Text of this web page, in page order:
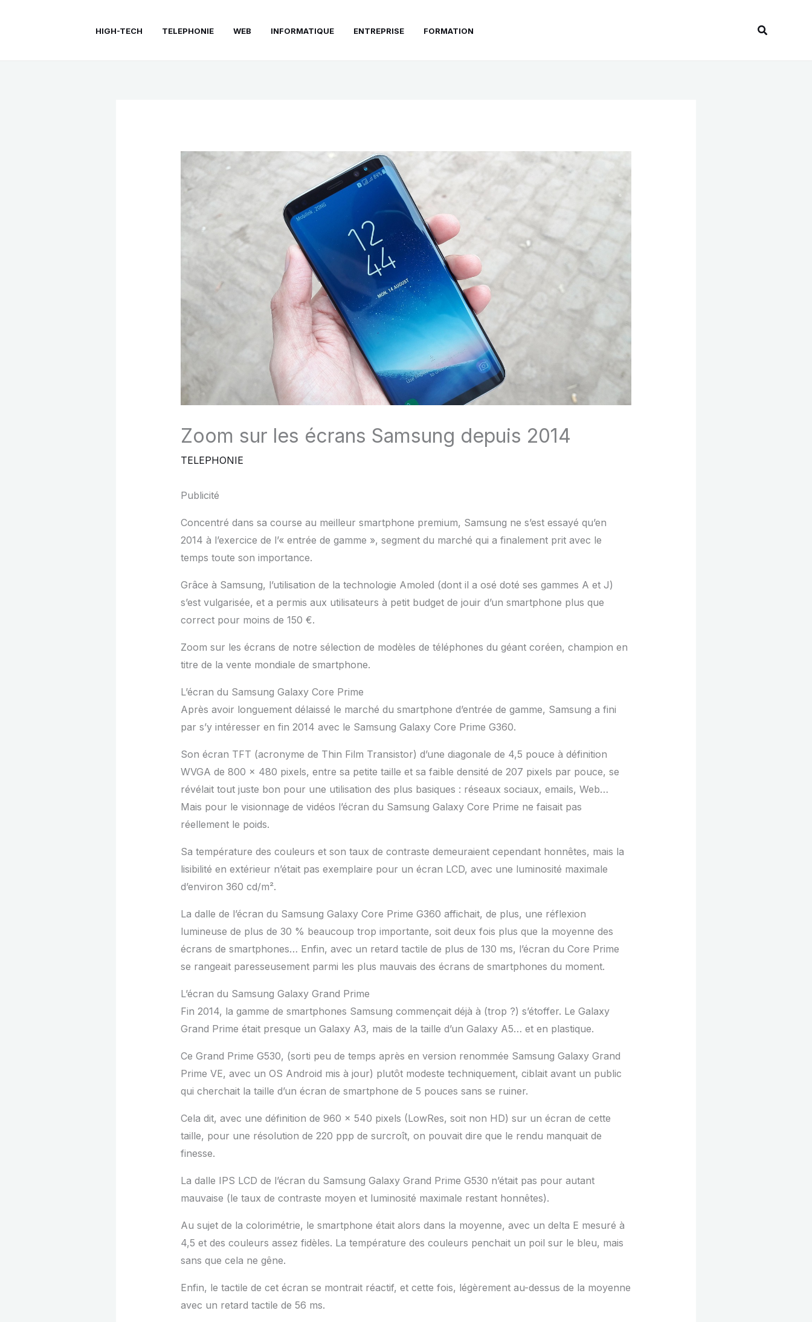
HIGH-TECH TELEPHONIE WEB INFORMATIQUE ENTREPRISE FORMATION
Zoom sur les écrans Samsung depuis 2014
TELEPHONIE
Publicité
Concentré dans sa course au meilleur smartphone premium, Samsung ne s’est essayé qu’en
2014 à l’exercice de l’« entrée de gamme », segment du marché qui a finalement prit avec le
temps toute son importance.
Grâce à Samsung, l’utilisation de la technologie Amoled (dont il a osé doté ses gammes A et J)
s’est vulgarisée, et a permis aux utilisateurs à petit budget de jouir d’un smartphone plus que
correct pour moins de 150 €.
Zoom sur les écrans de notre sélection de modèles de téléphones du géant coréen, champion en
titre de la vente mondiale de smartphone.
L’écran du Samsung Galaxy Core Prime
Après avoir longuement délaissé le marché du smartphone d’entrée de gamme, Samsung a fini
par s’y intéresser en fin 2014 avec le Samsung Galaxy Core Prime G360.
Son écran TFT (acronyme de Thin Film Transistor) d’une diagonale de 4,5 pouce à définition
WVGA de 800 x 480 pixels, entre sa petite taille et sa faible densité de 207 pixels par pouce, se
révélait tout juste bon pour une utilisation des plus basiques : réseaux sociaux, emails, Web…
Mais pour le visionnage de vidéos l’écran du Samsung Galaxy Core Prime ne faisait pas
réellement le poids.
Sa température des couleurs et son taux de contraste demeuraient cependant honnêtes, mais la
lisibilité en extérieur n’était pas exemplaire pour un écran LCD, avec une luminosité maximale
d’environ 360 cd/m².
La dalle de l’écran du Samsung Galaxy Core Prime G360 affichait, de plus, une réflexion
lumineuse de plus de 30 % beaucoup trop importante, soit deux fois plus que la moyenne des
écrans de smartphones… Enfin, avec un retard tactile de plus de 130 ms, l’écran du Core Prime
se rangeait paresseusement parmi les plus mauvais des écrans de smartphones du moment.
L’écran du Samsung Galaxy Grand Prime
Fin 2014, la gamme de smartphones Samsung commençait déjà à (trop ?) s’étoffer. Le Galaxy
Grand Prime était presque un Galaxy A3, mais de la taille d’un Galaxy A5… et en plastique.
Ce Grand Prime G530, (sorti peu de temps après en version renommée Samsung Galaxy Grand
Prime VE, avec un OS Android mis à jour) plutôt modeste techniquement, ciblait avant un public
qui cherchait la taille d’un écran de smartphone de 5 pouces sans se ruiner.
Cela dit, avec une définition de 960 x 540 pixels (LowRes, soit non HD) sur un écran de cette
taille, pour une résolution de 220 ppp de surcroît, on pouvait dire que le rendu manquait de
finesse.
La dalle IPS LCD de l’écran du Samsung Galaxy Grand Prime G530 n’était pas pour autant
mauvaise (le taux de contraste moyen et luminosité maximale restant honnêtes).
Au sujet de la colorimétrie, le smartphone était alors dans la moyenne, avec un delta E mesuré à
4,5 et des couleurs assez fidèles. La température des couleurs penchait un poil sur le bleu, mais
sans que cela ne gêne.
Enfin, le tactile de cet écran se montrait réactif, et cette fois, légèrement au-dessus de la moyenne
avec un retard tactile de 56 ms.